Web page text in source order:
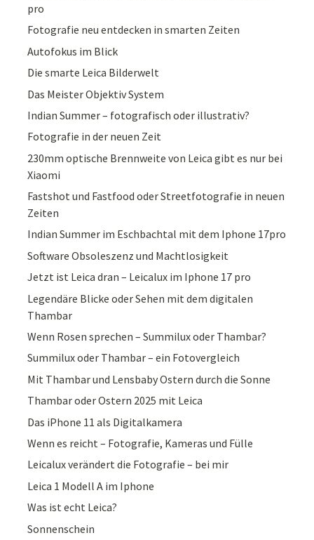
pro
Fotografie neu entdecken in smarten Zeiten
Autofokus im Blick
Die smarte Leica Bilderwelt
Das Meister Objektiv System
Indian Summer – fotografisch oder illustrativ?
Fotografie in der neuen Zeit
230mm optische Brennweite von Leica gibt es nur bei
Xiaomi
Fastshot und Fastfood oder Streetfotografie in neuen
Zeiten
Indian Summer im Eschbachtal mit dem Iphone 17pro
Software Obsoleszenz und Machtlosigkeit
Jetzt ist Leica dran – Leicalux im Iphone 17 pro
Legendäre Blicke oder Sehen mit dem digitalen
Thambar
Wenn Rosen sprechen – Summilux oder Thambar?
Summilux oder Thambar – ein Fotovergleich
Mit Thambar und Lensbaby Ostern durch die Sonne
Thambar oder Ostern 2025 mit Leica
Das iPhone 11 als Digitalkamera
Wenn es reicht – Fotografie, Kameras und Fülle
Leicalux verändert die Fotografie – bei mir
Leica 1 Modell A im Iphone
Was ist echt Leica?
Sonnenschein